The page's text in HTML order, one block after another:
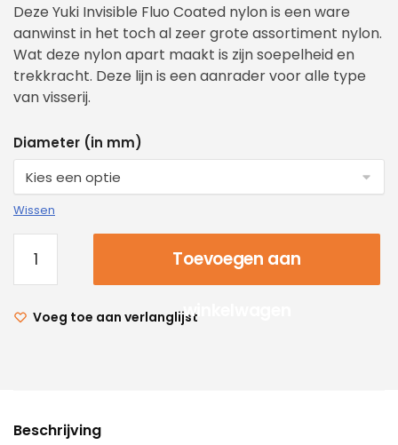
Deze Yuki Invisible Fluo Coated nylon is een ware
aanwinst in het toch al zeer grote assortiment nylon.
Wat deze nylon apart maakt is zijn soepelheid en
trekkracht. Deze lijn is een aanrader voor alle type
van visserij.
Diameter (in mm)
Wissen
Toevoegen aan
winkelwagen
Voeg toe aan verlanglijst
Beschrijving